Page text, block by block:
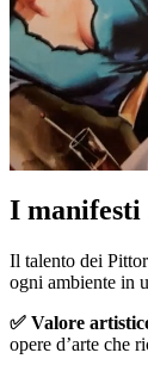
I manifesti
Il talento dei
ogni ambiente in
✅ Valore
opere d’arte che